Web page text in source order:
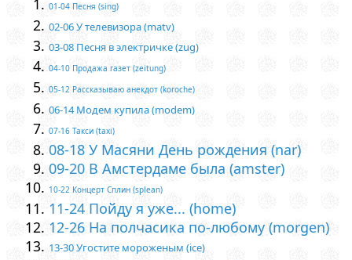
01-04 Песня (sing)
02-06 У телевизора (matv)
03-08 Песня в электричке (zug)
04-10 Продажа газет (zeitung)
05-12 Рассказываю анекдот (koroche)
06-14 Модем купила (modem)
07-16 Такси (taxi)
08-18 У Масяни День рождения (nar)
09-20 В Амстердаме была (amster)
10-22 Концерт Сплин (splean)
11-24 Пойду я уже... (home)
12-26 На полчасика по-любому (morgen)
13-30 Угостите мороженым (ice)